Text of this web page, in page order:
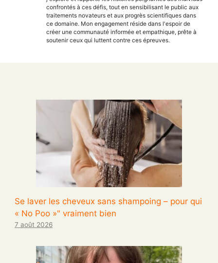
confrontés à ces défis, tout en sensibilisant le public aux
traitements novateurs et aux progrès scientifiques dans
ce domaine. Mon engagement réside dans l'espoir de
créer une communauté informée et empathique, prête à
soutenir ceux qui luttent contre ces épreuves.
Se laver les cheveux sans shampoing – pour qui
« No Poo »" vraiment bien
7 août 2026